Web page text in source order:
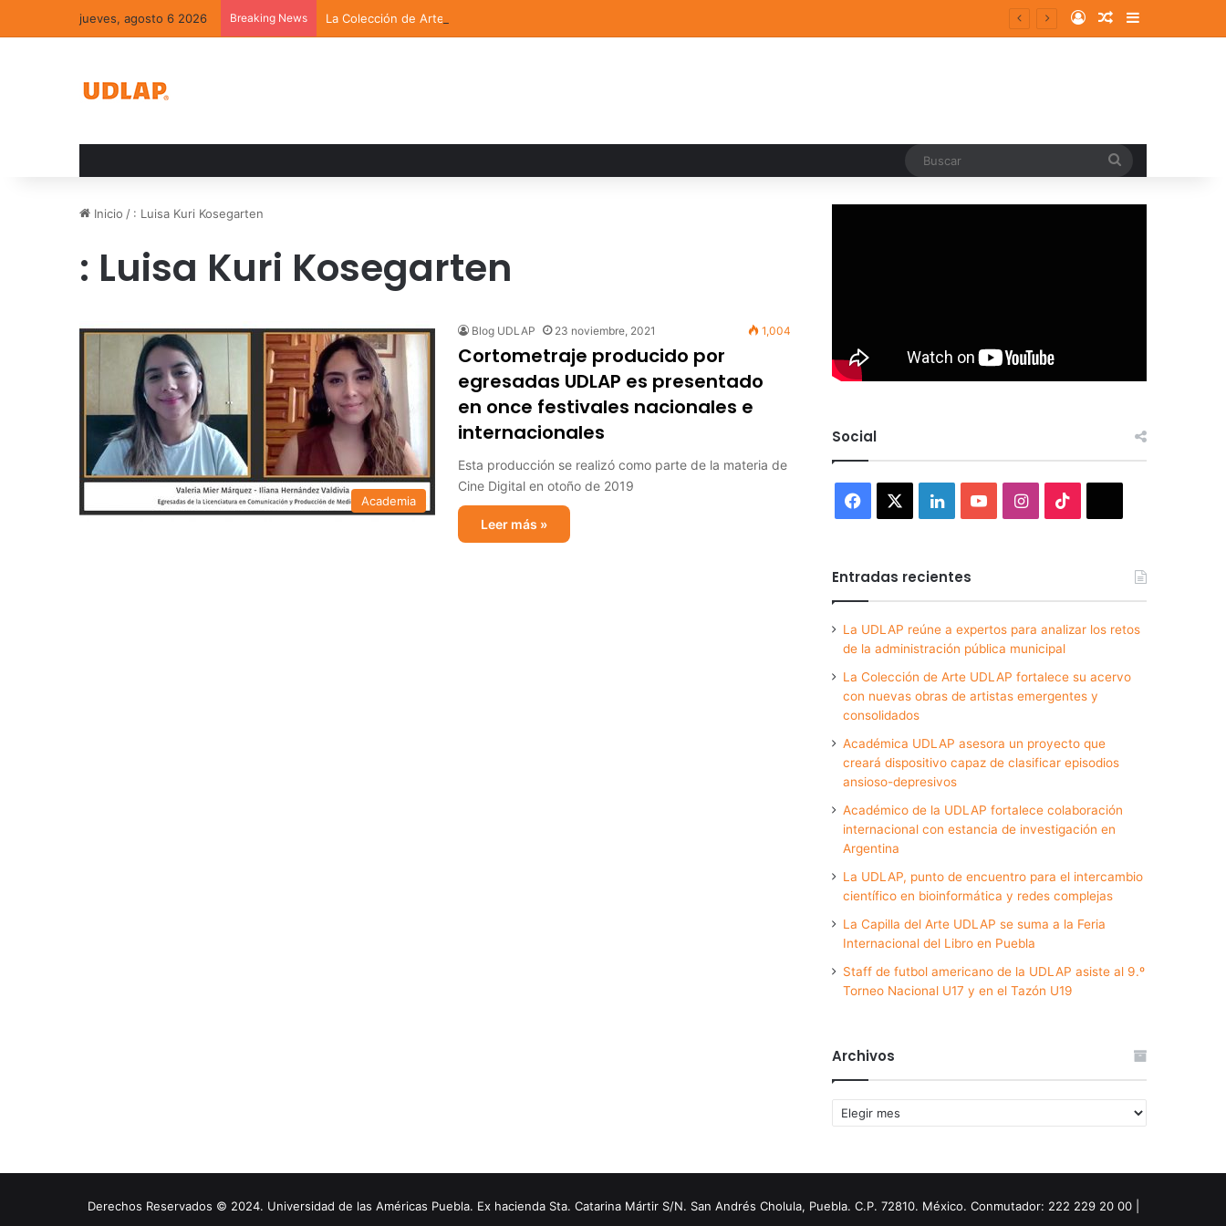
jueves, agosto 6 2026 Breaking News La Colección de Arte UDLAP fortalece su acervo con nuevas obras de artistas emergentes y consolidados Log InRandom Article
Sidebar
Inicio / : Luisa Kuri Kosegarten
: Luisa Kuri Kosegarten
Academia
Blog UDLAP 23 noviembre, 2021 1,004
Cortometraje producido por
egresadas UDLAP es presentado
en once festivales nacionales e
internacionales
Esta producción se realizó como parte de la materia de
Cine Digital en otoño de 2019
Leer más »
Social
Facebook LinkedInYouTubeInstagram
Entradas recientes
La UDLAP reúne a expertos para analizar los retos
de la administración pública municipal
La Colección de Arte UDLAP fortalece su acervo
con nuevas obras de artistas emergentes y
consolidados
Académica UDLAP asesora un proyecto que
creará dispositivo capaz de clasificar episodios
ansioso-depresivos
Académico de la UDLAP fortalece colaboración
internacional con estancia de investigación en
Argentina
La UDLAP, punto de encuentro para el intercambio
científico en bioinformática y redes complejas
La Capilla del Arte UDLAP se suma a la Feria
Internacional del Libro en Puebla
Staff de futbol americano de la UDLAP asiste al 9.º
Torneo Nacional U17 y en el Tazón U19
Archivos
Archivos
Derechos Reservados © 2024. Universidad de las Américas Puebla. Ex hacienda Sta. Catarina Mártir S/N. San Andrés Cholula, Puebla. C.P. 72810. México. Conmutador: 222 229 20 00 |